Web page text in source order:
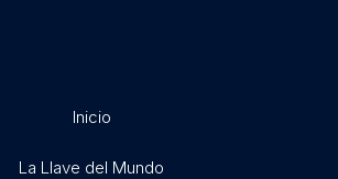
Inicio
La Llave del Mundo